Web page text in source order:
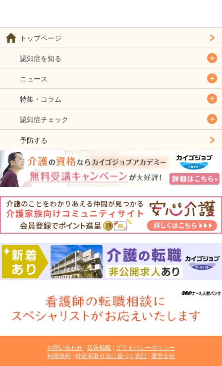
トップページ
認知症を知る
ニュース
特集・コラム
認知症チェック
予防する
お問い合わせ 広告掲載 プライバシーポリシー
利用規約 特定商取引法に基づく表記 運営会社